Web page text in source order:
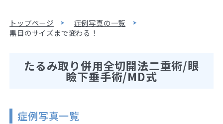
トップページ
症例写真の一覧
黒目のサイズまで変わる！
たるみ取り併用全切開法二重術/眼
瞼下垂手術/MD式
症例写真一覧